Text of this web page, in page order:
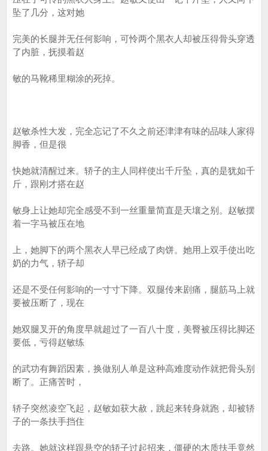
坠了几分，这对她
完美的长腿并无任何影响，可怜两个黑衣人却被压得骨头穿透
了内脏，抚摸着赵
敏的马靴稀里糊涂的死掉。
赵敏杀性大发，完全忘记了不久之前还津津有味的品味人家得
脚香，但是很
快她就清醒过来。轿子的主人同样使出千斤坠，真的是犹如千
斤，跟刚才搭在赵
敏身上让她却完全感受不到一丝重量简直是天壤之别。赵敏摆
着一字马被压在地
上，她脚下的两个黑衣人早已经成了肉饼。她用上双手使出吃
奶的力气，轿子却
还是不受任何影响的一寸寸下降。双腿传来剧痛，腿筋马上就
要被压断了，现在
她双腿叉开的角度早就超过了一百八十度，美臀被压得比脚还
要低，亏得赵敏练
的武功有舞蹈因素，换做别人单是这种高难度动作就把骨头别
断了。正痛苦时，
轿子突然凌空飞起，赵敏如获大赦，跳起来转身就跑，却被轿
子的一条扶手挡住
去路。她就这样跟悬空的轿子过起招来，僵硬的木质扶手竟然